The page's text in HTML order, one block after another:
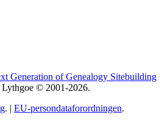
Generation of Genealogy Sitebuilding
© 2001-2026.
. | EU-persondataforordningen.